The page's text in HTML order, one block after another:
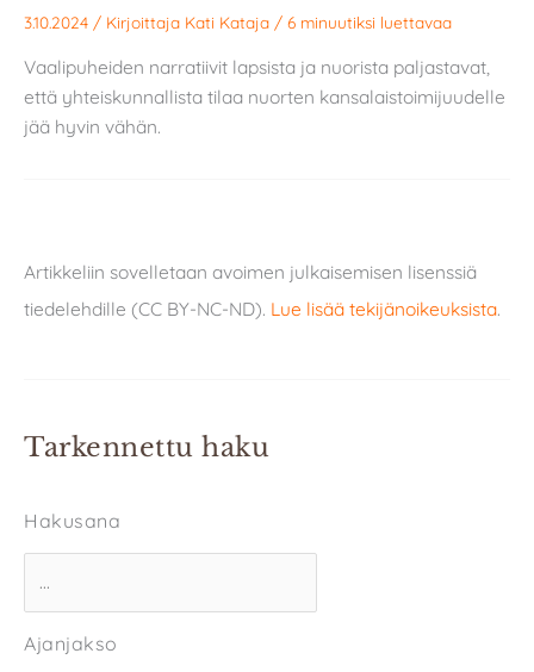
3.10.2024 / Kirjoittaja Kati Kataja / 6 minuutiksi luettavaa
Vaalipuheiden narratiivit lapsista ja nuorista paljastavat,
että yhteiskunnallista tilaa nuorten kansalaistoimijuudelle
jää hyvin vähän.
Artikkeliin sovelletaan avoimen julkaisemisen lisenssiä
tiedelehdille (CC BY-NC-ND). Lue lisää tekijänoikeuksista.
Tarkennettu haku
Hakusana
Ajanjakso